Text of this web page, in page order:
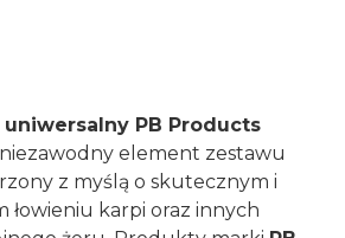
PB Products
element zestawu
z myślą o skutecznym i
karpi oraz innych